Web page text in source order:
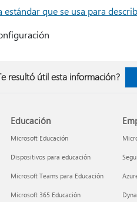
que se usa para
resultó útil esta información?
Educación
Microsoft Educación
Dispositivos para educación
Microsoft Teams para Educación
Microsoft 365 Educación